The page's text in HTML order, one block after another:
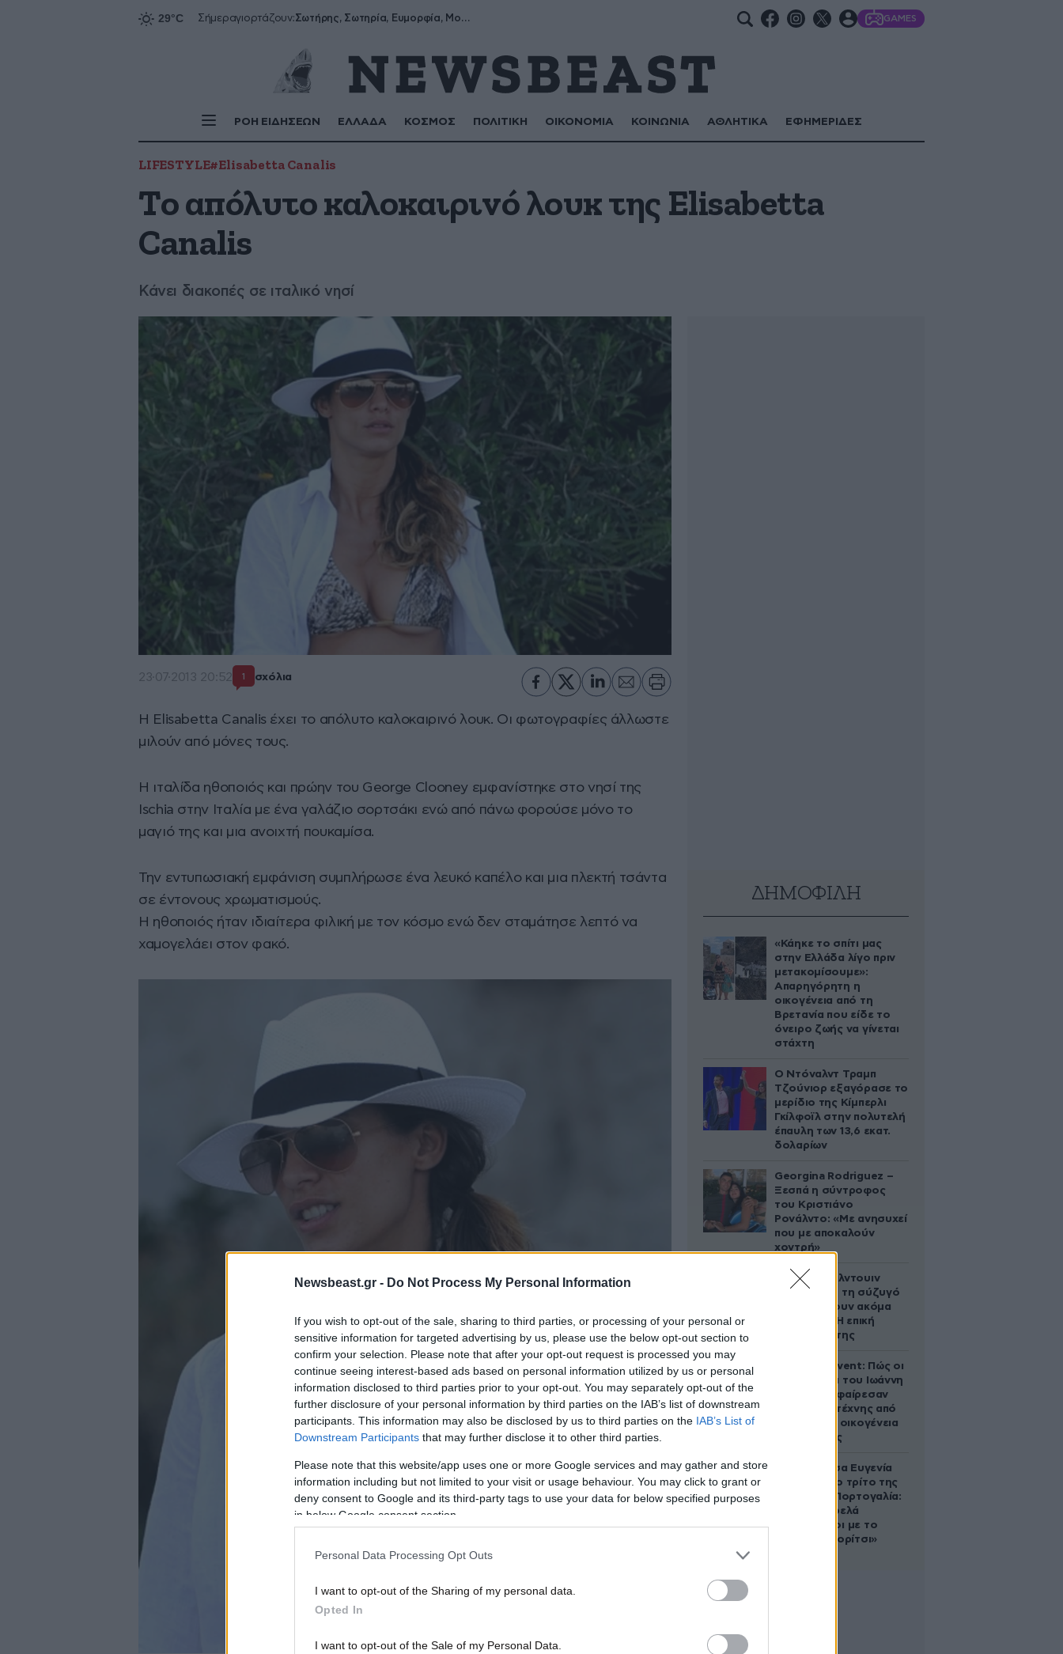
Newsbeast.gr - Do Not Process My Personal Information
If you wish to opt-out of the sale, sharing to third parties, or processing of your personal or
sensitive information for targeted advertising by us, please use the below opt-out section to
confirm your selection. Please note that after your opt-out request is processed you may
continue seeing interest-based ads based on personal information utilized by us or personal
information disclosed to third parties prior to your opt-out. You may separately opt-out of the
further disclosure of your personal information by third parties on the IAB’s list of downstream
participants. This information may also be disclosed by us to third parties on the IAB’s List of
Downstream Participants that may further disclose it to other third parties.
Please note that this website/app uses one or more Google services and may gather and store
information including but not limited to your visit or usage behaviour. You may click to grant or
deny consent to Google and its third-party tags to use your data for below specified purposes
in below Google consent section.
Personal Data Processing Opt Outs
I want to opt-out of the Sharing of my personal data.
Opted In
I want to opt-out of the Sale of my Personal Data.
Σήμεραγιορτάζουν: Σωτήρης, Σωτηρία, Ευμορφία, Μορφούλα GAMES
ΡΟΗ ΕΙΔΗΣΕΩΝ ΕΛΛΑΔΑ ΚΟΣΜΟΣ ΠΟΛΙΤΙΚΗ ΟΙΚΟΝΟΜΙΑ ΚΟΙΝΩΝΙΑ ΑΘΛΗΤΙΚΑ ΕΦΗΜΕΡΙΔΕΣ
LIFESTYLE#Elisabetta Canalis
Το απόλυτο καλοκαιρινό λουκ της Elisabetta
Canalis
Κάνει διακοπές σε ιταλικό νησί
23·07·2013 20:52 1 σχόλια
Η Elisabetta Canalis έχει το απόλυτο καλοκαιρινό λουκ. Οι φωτογραφίες άλλωστε
μιλούν από μόνες τους.
Η ιταλίδα ηθοποιός και πρώην του George Clooney εμφανίστηκε στο νησί της
Ischia στην Ιταλία με ένα γαλάζιο σορτσάκι ενώ από πάνω φορούσε μόνο το
μαγιό της και μια ανοιχτή πουκαμίσα.
Την εντυπωσιακή εμφάνιση συμπλήρωσε ένα λευκό καπέλο και μια πλεκτή τσάντα
σε έντονους χρωματισμούς.
Η ηθοποιός ήταν ιδιαίτερα φιλική με τον κόσμο ενώ δεν σταμάτησε λεπτό να
χαμογελάει στον φακό.
ΔΗΜΟΦΙΛΗ
«Κάηκε το σπίτι μας
στην Ελλάδα λίγο πριν
μετακομίσουμε»:
Απαρηγόρητη η
οικογένεια από τη
Βρετανία που είδε το
όνειρο ζωής να γίνεται
στάχτη
Ο Ντόναλντ Τραμπ
Τζούνιορ εξαγόρασε το
μερίδιο της Κίμπερλι
Γκίλφοϊλ στην πολυτελή
έπαυλη των 13,6 εκατ.
δολαρίων
Georgina Rodriguez –
Ξεσπά η σύντροφος
του Κριστιάνο
Ρονάλντο: «Με ανησυχεί
που με αποκαλούν
χοντρή»
Ο Άλεκ Μπάλντουιν
ζήτησε από τη σύζυγό
του να κάνουν ακόμα
ένα παιδί – Η επική
αντίδρασή της
Παλάτι Marivent: Πώς οι
κληρονόμοι του Ιωάννη
Σαριδάκη αφαίρεσαν
1.300 έργα τέχνης από
τη βασιλική οικογένεια
της Ισπανίας
Η πριγκίπισσα Ευγενία
απέκτησε το τρίτο της
παιδί στην Πορτογαλία:
«Είμαστε τρελά
ερωτευμένοι με το
μικρό μας κορίτσι»